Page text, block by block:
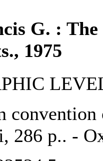
G. :
1975
286 p.. -